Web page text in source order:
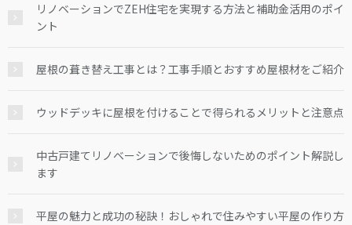
リノベーションでZEH住宅を実現する方法と補助金活用のポイ
ント
屋根の葺き替え工事とは？工事手順とおすすめ屋根材をご紹介
ウッドデッキに屋根を付けることで得られるメリットと注意点
中古戸建てリノベーションで後悔しないためのポイント解説し
ます
平屋の魅力と成功の秘訣！おしゃれで住みやすい平屋の作り方